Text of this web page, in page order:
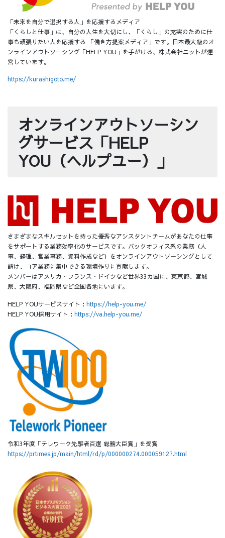
「未来を自分で選択する人」を応援するメディア
「くらしと仕事」は、自分の人生を大切にし、「くらし」の充実のために仕
事も頑張りたい人を応援する 「働き方提案メディア」です。日本最大級のオ
ンラインアウトソーシング「HELP YOU」を手がける、株式会社ニットが運
営しています。
https://kurashigoto.me/
オンラインアウトソーシン
グサービス「HELP
YOU（ヘルプユー）」
さまざまなスキルセットを持った優秀なアシスタントチームがあなたの仕事
をサポートする業務効率化のサービスです。バックオフィス系の業務（人
事、経理、営業事務、資料作成など）をオンラインアウトソーシングとして
請け、コア業務に集中できる環境作りに貢献します。
メンバーはアメリカ・フランス・ドイツなど世界33カ国に、東京都、宮城
県、大阪府、福岡県など全国各地にいます。
HELP YOUサービスサイト： https://help-you.me/
HELP YOU採用サイト： https://va.help-you.me/
令和3年度「テレワーク先駆者百選 総務大臣賞」を受賞
https://prtimes.jp/main/html/rd/p/000000274.000059127.html